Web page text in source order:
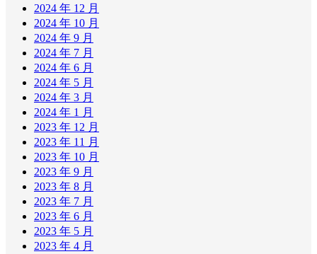
2024 年 12 月
2024 年 10 月
2024 年 9 月
2024 年 7 月
2024 年 6 月
2024 年 5 月
2024 年 3 月
2024 年 1 月
2023 年 12 月
2023 年 11 月
2023 年 10 月
2023 年 9 月
2023 年 8 月
2023 年 7 月
2023 年 6 月
2023 年 5 月
2023 年 4 月